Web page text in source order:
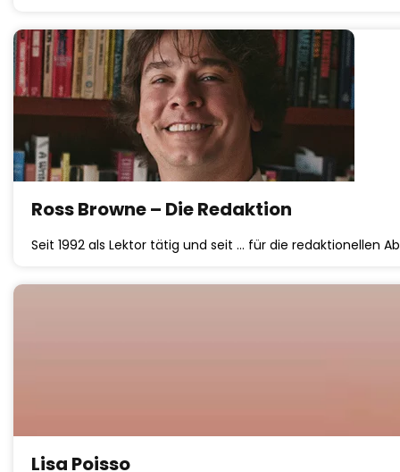
Ross Browne – Die Redaktion
Seit 1992 als Lektor tätig und seit … für die redaktionellen
Lisa Poisso